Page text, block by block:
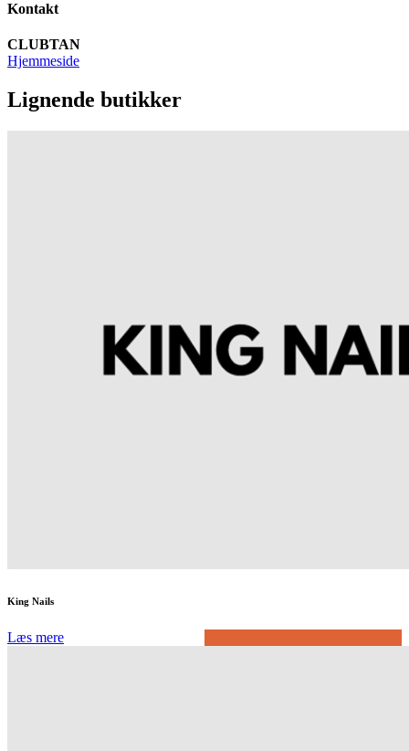
Kontakt
CLUBTAN
Hjemmeside
Lignende butikker
King Nails
Læs mere